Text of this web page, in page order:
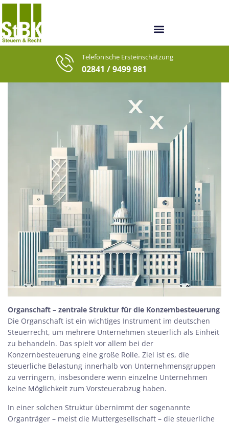
Telefonische Ersteinschätzung
02841 / 9499 981
Organschaft – zentrale Struktur für die Konzernbesteuerung
Die Organschaft ist ein wichtiges Instrument im deutschen
Steuerrecht, um mehrere Unternehmen steuerlich als Einheit
zu behandeln. Das spielt vor allem bei der
Konzernbesteuerung eine große Rolle. Ziel ist es, die
steuerliche Belastung innerhalb von Unternehmensgruppen
zu verringern, insbesondere wenn einzelne Unternehmen
keine Möglichkeit zum Vorsteuerabzug haben.
In einer solchen Struktur übernimmt der sogenannte
Organträger – meist die Muttergesellschaft – die steuerliche